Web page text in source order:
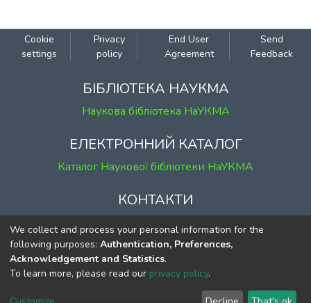
Cookie
settings
Privacy
policy
End User
Agreement
Send
Feedback
БІБЛІОТЕКА НАУКМА
Наукова бібліотека НаУКМА
ЕЛЕКТРОННИЙ КАТАЛОГ
Каталог Наукової бібліотеки НаУКМА
КОНТАКТИ
м. Київ, вул. Григорія Сковороди, 2
к. 1, к. 120
тел. (044) 463-69-31
ekmair@ukma.edu.ua
We collect and process your personal information for the
following purposes: Authentication, Preferences,
Acknowledgement and Statistics.
To learn more, please read our privacy policy.